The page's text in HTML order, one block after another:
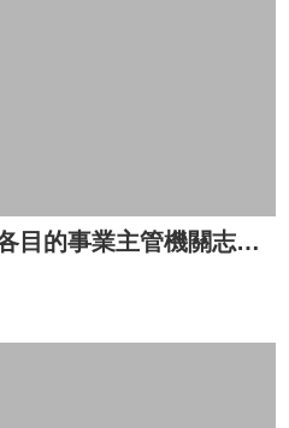
雲林縣108年度第一次各目的事業主管機關志願服務聯繫會報